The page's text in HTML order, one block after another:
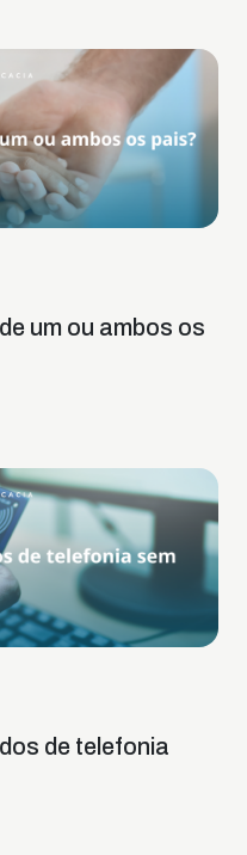
um ou ambos os
de telefonia